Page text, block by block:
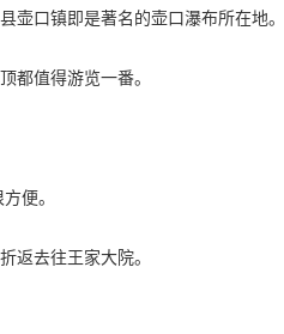
口镇即是著名的壶口瀑布所在地
都值得游览一番。
便。
返去往王家大院。